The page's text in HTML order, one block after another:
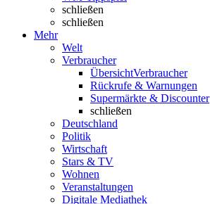
schließen
schließen
Mehr
Welt
Verbraucher
ÜbersichtVerbraucher
Rückrufe & Warnungen
Supermärkte & Discounter
schließen
Deutschland
Politik
Wirtschaft
Stars & TV
Wohnen
Veranstaltungen
Digitale Mediathek